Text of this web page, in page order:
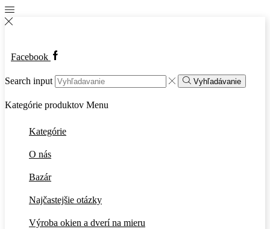
Facebook
Search input Vyhľadávanie
Kategórie produktov Menu
Kategórie
O nás
Bazár
Najčastejšie otázky
Výroba okien a dverí na mieru